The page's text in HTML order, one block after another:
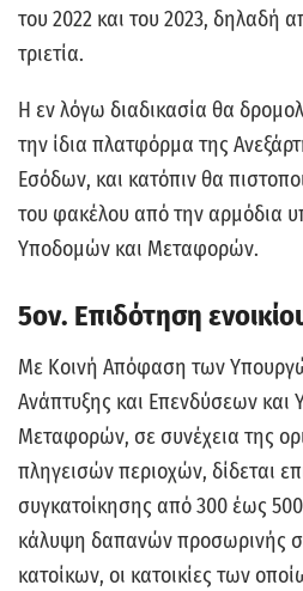
του 2022 και του 2023, δηλαδή
τριετία.
Η εν λόγω διαδικασία θα
την ίδια πλατφόρμα της
Εσόδων, και κατόπιν θα
του φακέλου από την αρμόδια
Υποδομών και Μεταφορών.
5ον. Επιδότηση
Με Κοινή Απόφαση των
Ανάπτυξης και Επενδύσεων και
Μεταφορών, σε συνέχεια της
πληγεισών περιοχών, δίδεται
συγκατοίκησης από 300 έως
κάλυψη δαπανών προσωρινής
κατοίκων, οι κατοικίες των